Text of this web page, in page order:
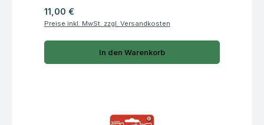
Regulärer Preis:
11,00 €
Preise inkl. MwSt. zzgl. Versandkosten
In den Warenkorb